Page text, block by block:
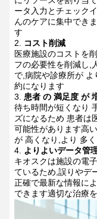
ータ入力とチェック
んのケアに集中でき
す
コスト削減
医療施設のコストを
フの必要性を削減し,
で,病院や診療所が
約になります
患者 の 満足度 が
待ち時間が短くなり
ズになるため 患者は
可能性があります高
が 高くなり,より 多
よりよいデータ管
キオスクは施設の電
ているため,誤りやデ
正確で最新な情報に
できます適切な治療を